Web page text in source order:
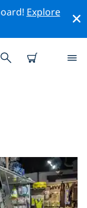
Explore